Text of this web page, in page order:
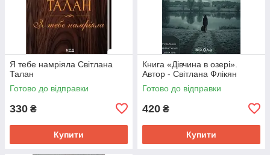
Я тебе намріяла Світлана
Талан
Готово до відправки
330 ₴
Купити
Книга «Дівчина в озері».
Автор - Світлана Флікян
Готово до відправки
420 ₴
Купити